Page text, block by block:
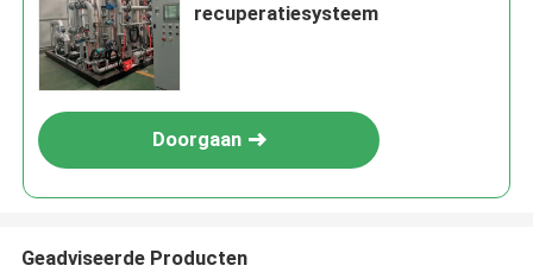
recuperatiesysteem
Doorgaan
Geadviseerde Producten